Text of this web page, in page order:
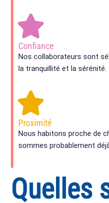
Confiance
Nos collaborateurs sont
la tranquillité et la sérénité.
Proximité
Nous habitons proche de
sommes probablement
Quelles